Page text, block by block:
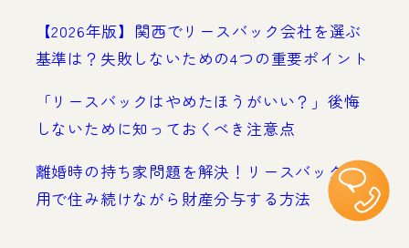
【2026年版】関西でリースバック会社を選ぶ
基準は？失敗しないための4つの重要ポイント
「リースバックはやめたほうがいい？」後悔
しないために知っておくべき注意点
離婚時の持ち家問題を解決！リースバック活
用で住み続けながら財産分与する方法